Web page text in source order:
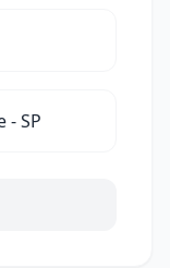
- SP